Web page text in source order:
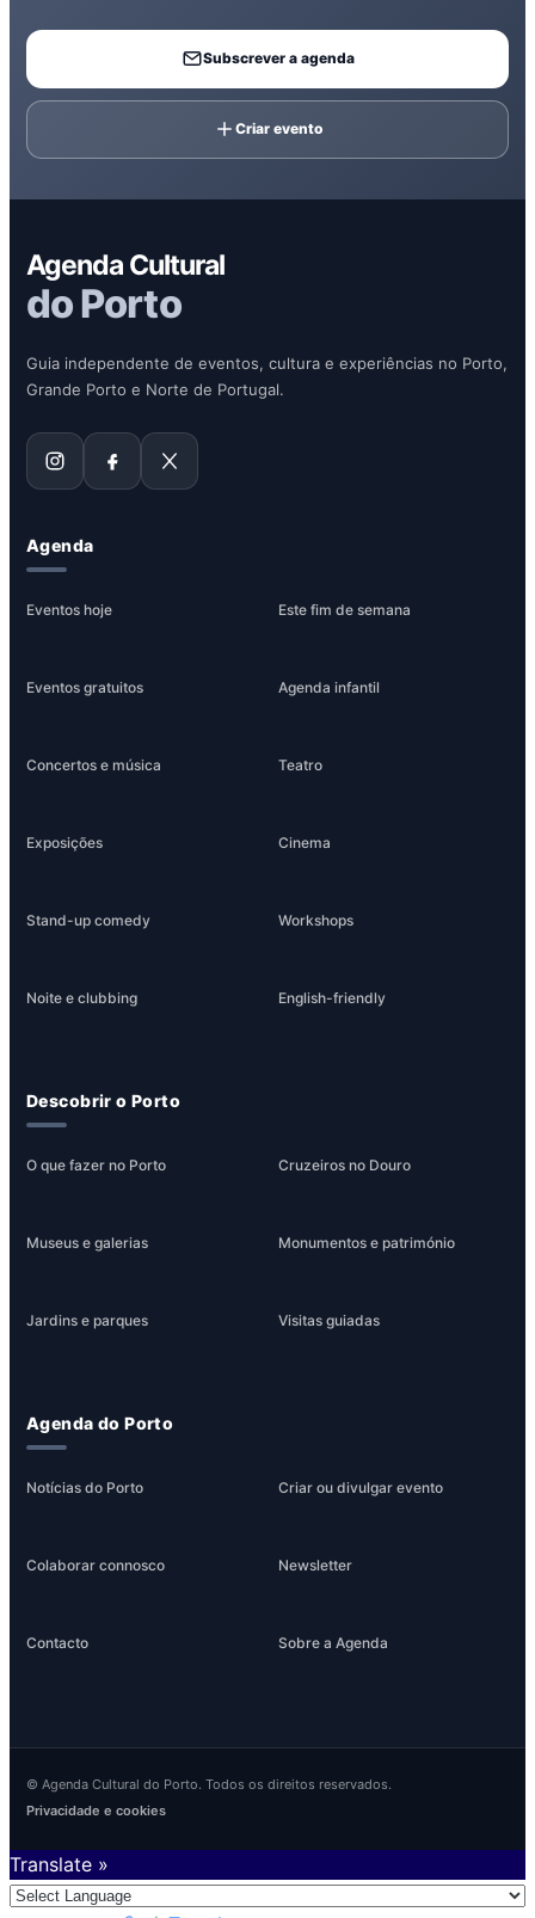
Subscrever a agenda
Criar evento
Agenda Cultural
do Porto
Guia independente de eventos, cultura e experiências no Porto,
Grande Porto e Norte de Portugal.
Agenda
Eventos hoje Este fim de semana
Eventos gratuitos Agenda infantil
Concertos e música Teatro
Exposições Cinema
Stand-up comedy Workshops
Noite e clubbing English-friendly
Descobrir o Porto
O que fazer no Porto Cruzeiros no Douro
Museus e galerias Monumentos e património
Jardins e parques Visitas guiadas
Agenda do Porto
Notícias do Porto Criar ou divulgar evento
Colaborar connosco Newsletter
Contacto Sobre a Agenda
© Agenda Cultural do Porto. Todos os direitos reservados.
Privacidade e cookies
Translate »